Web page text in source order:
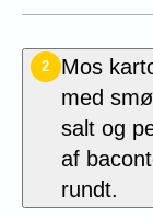
2
Mos
med
salt og
af
rundt.